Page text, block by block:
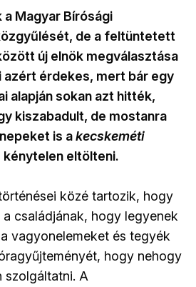
Magyar Bírósági
de a feltüntetett
új elnök megválasztása
azért érdekes, mert bár egy
alapján sokan azt hitték,
kiszabadult, de mostanra
is akecskeméti
kénytelen eltölteni.
közé tartozik, hogy
családjának, hogy legyenek
vagyonelemeket és tegyék
hogy nehogy
szolgáltatni. A